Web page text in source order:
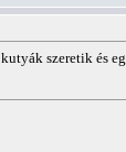
szeretik és